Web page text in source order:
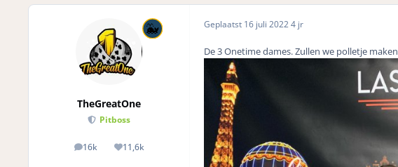
TheGreatOne
Pitboss
16k
posts 11,6k
Reputation
Geplaatst 16 juli 20224 jr
De 3 Onetime dames. Zullen we polletje maken